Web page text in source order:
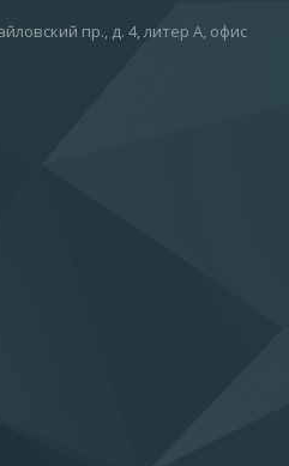
пр., д. 4, литер А, офис